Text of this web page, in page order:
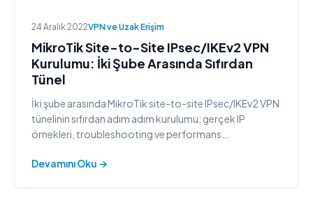
24 Aralık 2022VPN ve Uzak Erişim
MikroTik Site-to-Site IPsec/IKEv2 VPN
Kurulumu: İki Şube Arasında Sıfırdan
Tünel
İki şube arasında MikroTik site-to-site IPsec/IKEv2 VPN
tünelinin sıfırdan adım adım kurulumu; gerçek IP
örnekleri, troubleshooting ve performans
Devamını Oku →